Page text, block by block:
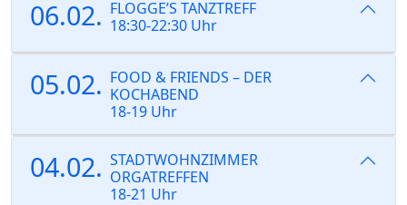
06.02. FLOGGE’S TANZTREFF
18:30-22:30 Uhr
05.02. FOOD & FRIENDS – DER
KOCHABEND
18-19 Uhr
04.02. STADTWOHNZIMMER
ORGATREFFEN
18-21 Uhr